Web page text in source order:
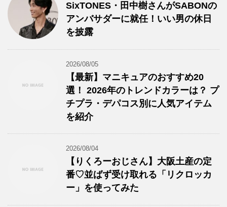
SixTONES・田中樹さんがSABONの
アンバサダーに就任！いい男の休日
を披露
2026/08/05
【最新】マニキュアのおすすめ20
選！ 2026年のトレンドカラーは？ プ
チプラ・デパコス別に人気アイテム
を紹介
2026/08/04
【りくろーおじさん】大阪土産の定
番♡並ばず受け取れる「リクロッカ
ー」を使ってみた